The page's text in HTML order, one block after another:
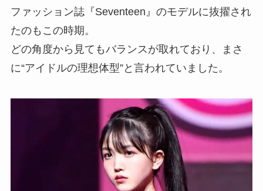
ファッション誌『Seventeen』のモデルに抜擢され
たのもこの時期。
どの角度から見てもバランスが取れており、まさ
に“アイドルの理想体型”と言われていました。